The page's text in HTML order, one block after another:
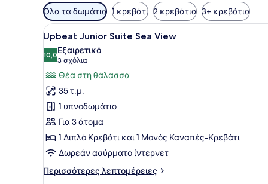
Διαθέσιμα
φίλτρα
για
τα
δωμάτια
Όλα τα δωμάτια 1 κρεβάτι 2 κρεβάτια 3+ κρεβάτια
Προβολή
όλων
των
φωτογραφιών
για
Upbeat
Junior
Suite
Sea
View
Ένα σαλόνι με έναν τοίχο
7
Upbeat Junior Suite Sea View
10,010,0 στα 10
Εξαιρετικό
3 σχόλια
(3
σχόλια)
Θέα στη θάλασσα
35 τ.μ.
1 υπνοδωμάτιο
Για 3 άτομα
1 Διπλό Κρεβάτι και 1 Μονός Καναπές-Κρεβάτι
Δωρεάν ασύρματο ίντερνετ
Περισσότερες λεπτομέρειες
Περισσότερες